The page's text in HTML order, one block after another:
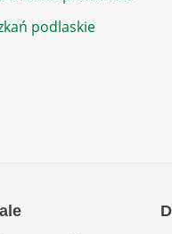
podlaskie